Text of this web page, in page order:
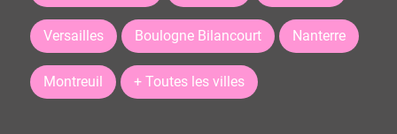
Versailles Boulogne Bilancourt Nanterre
Montreuil + Toutes les villes